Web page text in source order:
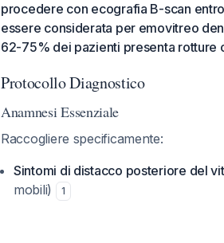
procedere con ecografia B-scan
essere considerata per emovitreo
62-75% dei pazienti presenta rotture
Protocollo Diagnostico
Anamnesi Essenziale
Raccogliere specificamente:
Sintomi di distacco posteriore del
mobili)
1